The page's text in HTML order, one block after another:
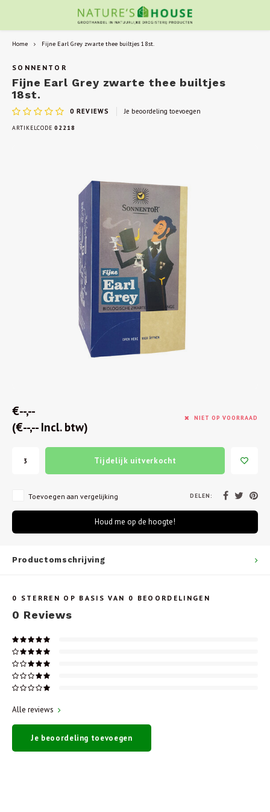
Home Fijne Earl Grey zwarte thee builtjes 18st.
SONNENTOR
Fijne Earl Grey zwarte thee builtjes
18st.
0 REVIEWS Je beoordeling toevoegen
ARTIKELCODE 02218
€--,--
(€--,-- Incl. btw)
NIET OP VOORRAAD
Tijdelijk uitverkocht
Toevoegen aan vergelijking DELEN:
Houd me op de hoogte!
Productomschrijving
0 STERREN OP BASIS VAN 0 BEOORDELINGEN
0 Reviews
Alle reviews
Je beoordeling toevoegen